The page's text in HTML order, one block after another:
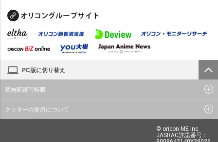
PC版に切り替え
禁無断複写転載
クッキーの使用について
© oricon ME inc.
JASRAC許諾番号：